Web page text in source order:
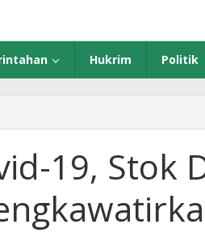
Hukrim Politik
19, Stok